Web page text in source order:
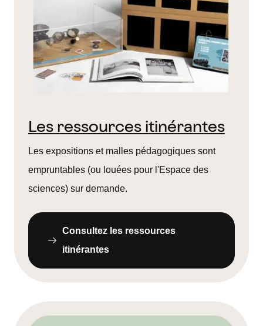
Les ressources itinérantes
Les expositions et malles pédagogiques sont
empruntables (ou louées pour l'Espace des
sciences) sur demande.
Consultez les ressources
itinérantes